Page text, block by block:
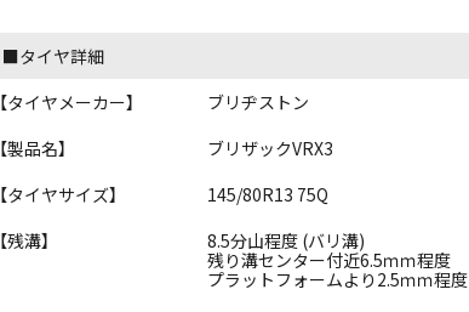
■タイヤ詳細
【タイヤメーカー】
ブリヂストン
【製品名】
ブリザックVRX3
【タイヤサイズ】
145/80R13 75Q
【残溝】
8.5分山程度 (バリ溝)
残り溝センター付近6.5ｍｍ程度
プラットフォームより2.5ｍｍ程度